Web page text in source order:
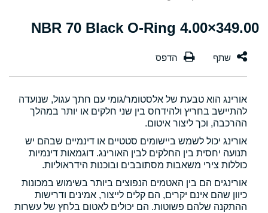
349.00×4.00 NBR 70 Black O-Ring
אורינג הוא טבעת של אלסטומר/גומי עם חתך עגול, שנועדה
להתיישב בחריץ ולהידחס בין שני חלקים או יותר במהלך
ההרכבה, וכך ליצור איטום.
אורינג יכול לשמש ביישומים סטטיים או דינמיים שבהם יש
תנועה יחסית בין החלקים לבין האורינג. דוגמאות דינמיות
כוללות צירי משאבות מסתובבים ובוכנות הידראוליות.
אורינגים הם בין האטמים הנפוצים ביותר בשימוש במכונות
כיוון שהם אינם יקרים, הם קלים לייצור, אמינים ודרישות
ההתקנה שלהם פשוטות. הם יכולים לאטום בלחץ של עשרות